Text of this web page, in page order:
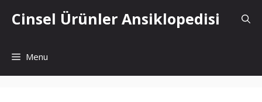
atlaCinsel Ürünler Ansiklopedisi
Menu